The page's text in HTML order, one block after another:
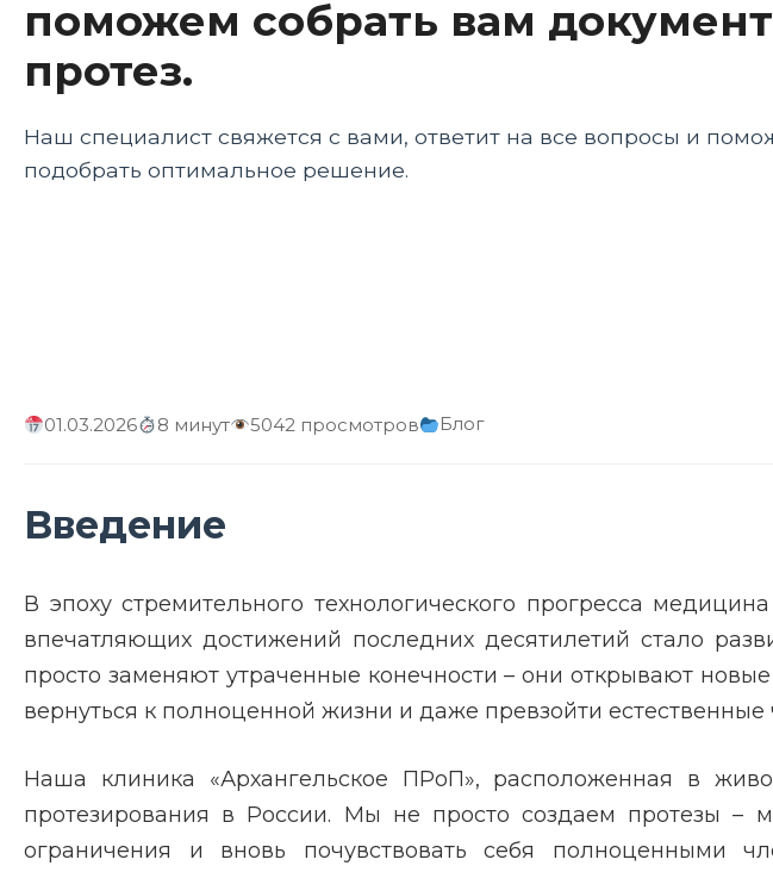
поможем собрать вам
протез.
Наш специалист свяжется с вами, ответит на все вопросы и
подобрать оптимальное решение.
01.03.2026 8 минут 5042 просмотров Блог
Введение
В эпоху стремительного технологического прогресса
впечатляющих достижений последних десятилетий стало
просто заменяют утраченные конечности – они открывают
вернуться к полноценной жизни и даже превзойти естественные
Наша клиника «Архангельское ПРоП», расположенная в
протезирования в России. Мы не просто создаем протезы
ограничения и вновь почувствовать себя полноценными